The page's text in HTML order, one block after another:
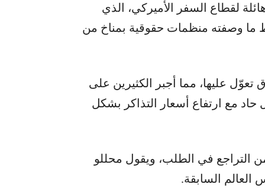
لقطاع السفر الأميركي، الذي
ما وصفته منظمات حقوقية بمناخ من
عليها، مما أجبر الكثيرين على
مع ارتفاع أسعار التذاكر بشكل
التراجع في الطلب، ويقول محللو
السابقة.